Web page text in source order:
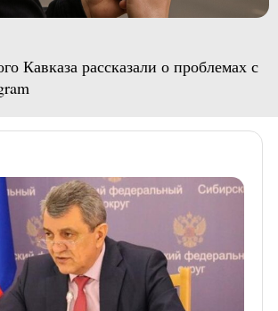
Кавказа рассказали о проблемах с